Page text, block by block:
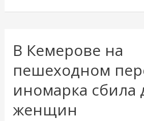
В Кемерове на
пешеходном
иномарка сбила
женщин
В
на
пешеходном
переходе